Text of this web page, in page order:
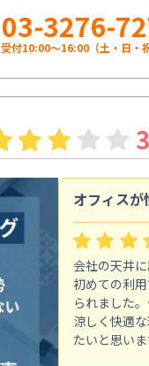
03-3276-
受付10:00〜16:00（土・日・
オフィスが
会社の天井
初めての利
られました
涼しく快適
たいと思いま